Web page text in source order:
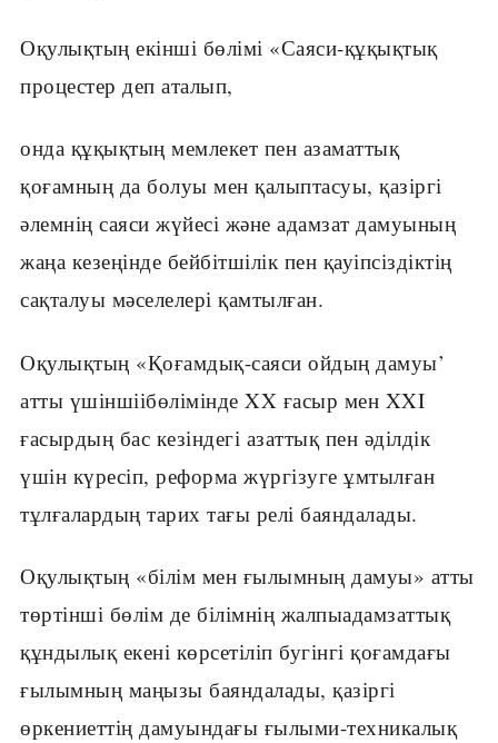
Оқулықтың екінші бөлімі «Саяси-құқықтық
процестер деп аталып,
онда құқықтың мемлекет пен азаматтық
қоғамның да болуы мен қалыптасуы, қазіргі
әлемнің саяси жүйесі және адамзат дамуының
жаңа кезеңінде бейбітшілік пен қауіпсіздіктің
сақталуы мәселелері қамтылған.
Оқулықтың «Қоғамдық-саяси ойдың дамуы’
атты үшіншіібөлімінде XX ғасыр мен XXI
ғасырдың бас кезіндегі азаттық пен әділдік
үшін күресіп, реформа жүргізуге ұмтылған
тұлғалардың тарих тағы релі баяндалады.
Оқулықтың «білім мен ғылымның дамуы» атты
төртінші бөлім де білімнің жалпыадамзаттық
құндылық екені көрсетіліп бугінгі қоғамдағы
ғылымның маңызы баяндалады, қазіргі
өркениеттің дамуындағы ғылыми-техникалық